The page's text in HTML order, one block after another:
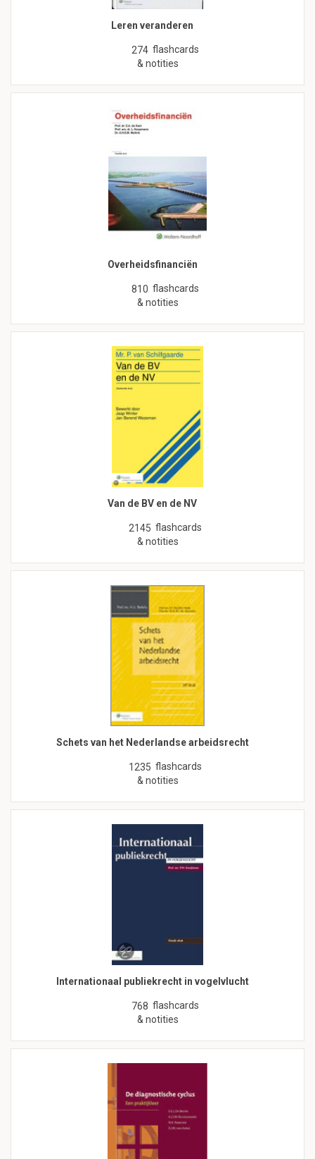
Leren veranderen
274 flashcards
& notities
Overheidsfinanciën
810 flashcards
& notities
Van de BV en de NV
2145 flashcards
& notities
Schets van het Nederlandse arbeidsrecht
1235 flashcards
& notities
Internationaal publiekrecht in vogelvlucht
768 flashcards
& notities